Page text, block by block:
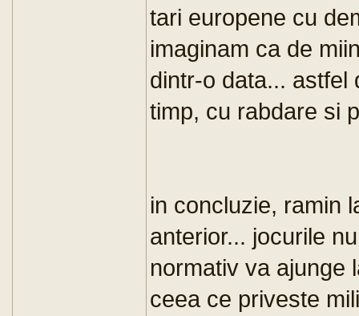
tari europene cu
imaginam ca de
dintr-o data... astfel
timp, cu rabdare si
in concluzie, ramin
anterior... jocurile
normativ va ajunge
ceea ce priveste